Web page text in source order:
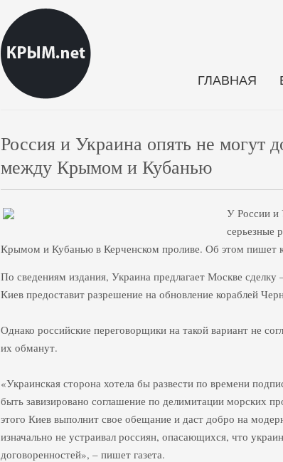
ГЛАВНАЯ
Россия и Украина опять не могут
между Крымом и Кубанью
У России и
серьезные
Крымом и Кубанью в Керченском проливе. Об этом пишет
По сведениям издания, Украина предлагает Москве
Киев предоставит разрешение на обновление кораблей
Однако российские переговорщики на такой вариант не
их обманут.
«Украинская сторона хотела бы развести по времени
быть завизировано соглашение по делимитации морских
этого Киев выполнит свое обещание и даст добро на
изначально не устраивал россиян, опасающихся, что
договоренностей», – пишет газета.